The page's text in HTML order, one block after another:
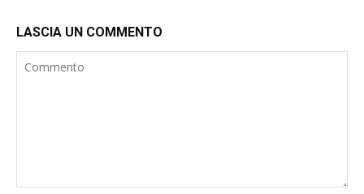
LASCIA UN COMMENTO